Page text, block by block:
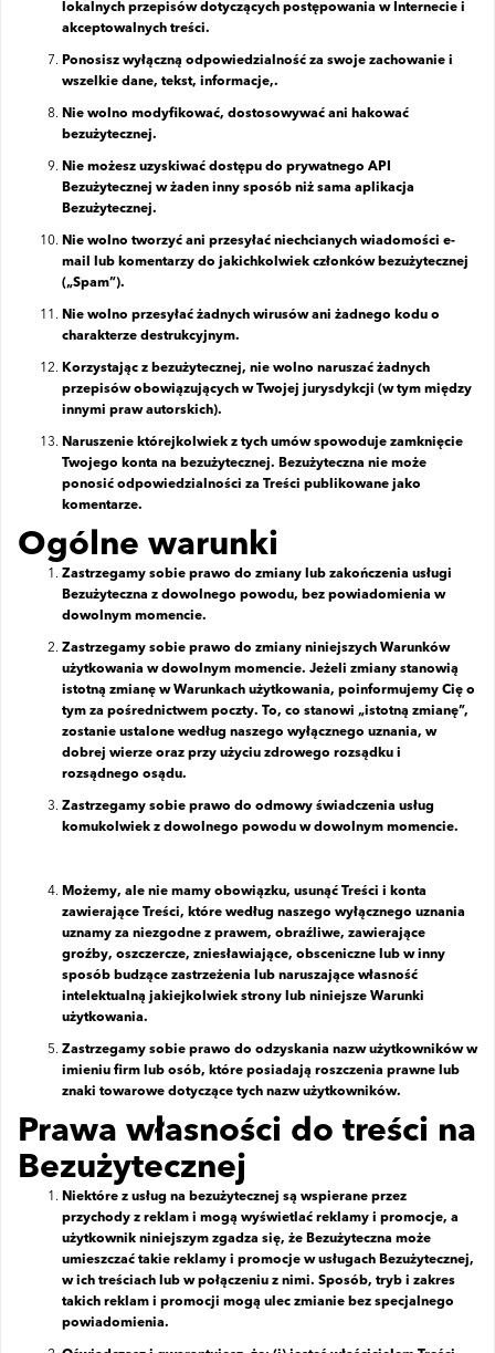
lokalnych przepisów dotyczących postępowania w Internecie i
akceptowalnych treści.
Ponosisz wyłączną odpowiedzialność za swoje zachowanie i
wszelkie dane, tekst, informacje,.
Nie wolno modyfikować, dostosowywać ani hakować
bezużytecznej.
Nie możesz uzyskiwać dostępu do prywatnego API
Bezużytecznej w żaden inny sposób niż sama aplikacja
Bezużytecznej.
Nie wolno tworzyć ani przesyłać niechcianych wiadomości e-
mail lub komentarzy do jakichkolwiek członków bezużytecznej
(„Spam”).
Nie wolno przesyłać żadnych wirusów ani żadnego kodu o
charakterze destrukcyjnym.
Korzystając z bezużytecznej, nie wolno naruszać żadnych
przepisów obowiązujących w Twojej jurysdykcji (w tym między
innymi praw autorskich).
Naruszenie którejkolwiek z tych umów spowoduje zamknięcie
Twojego konta na bezużytecznej. Bezużyteczna nie może
ponosić odpowiedzialności za Treści publikowane jako
komentarze.
Ogólne warunki
Zastrzegamy sobie prawo do zmiany lub zakończenia usługi
Bezużyteczna z dowolnego powodu, bez powiadomienia w
dowolnym momencie.
Zastrzegamy sobie prawo do zmiany niniejszych Warunków
użytkowania w dowolnym momencie. Jeżeli zmiany stanowią
istotną zmianę w Warunkach użytkowania, poinformujemy Cię o
tym za pośrednictwem poczty. To, co stanowi „istotną zmianę”,
zostanie ustalone według naszego wyłącznego uznania, w
dobrej wierze oraz przy użyciu zdrowego rozsądku i
rozsądnego osądu.
Zastrzegamy sobie prawo do odmowy świadczenia usług
komukolwiek z dowolnego powodu w dowolnym momencie.
Możemy, ale nie mamy obowiązku, usunąć Treści i konta
zawierające Treści, które według naszego wyłącznego uznania
uznamy za niezgodne z prawem, obraźliwe, zawierające
groźby, oszczercze, zniesławiające, obsceniczne lub w inny
sposób budzące zastrzeżenia lub naruszające własność
intelektualną jakiejkolwiek strony lub niniejsze Warunki
użytkowania.
Zastrzegamy sobie prawo do odzyskania nazw użytkowników w
imieniu firm lub osób, które posiadają roszczenia prawne lub
znaki towarowe dotyczące tych nazw użytkowników.
Prawa własności do treści na
Bezużytecznej
Niektóre z usług na bezużytecznej są wspierane przez
przychody z reklam i mogą wyświetlać reklamy i promocje, a
użytkownik niniejszym zgadza się, że Bezużyteczna może
umieszczać takie reklamy i promocje w usługach Bezużytecznej,
w ich treściach lub w połączeniu z nimi. Sposób, tryb i zakres
takich reklam i promocji mogą ulec zmianie bez specjalnego
powiadomienia.